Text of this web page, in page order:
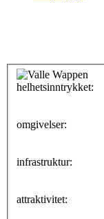
helhetsinntrykket:
omgivelser:
infrastruktur:
attraktivitet: